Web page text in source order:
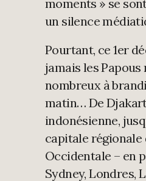
moments » se
un silence
Pourtant, ce 1er
jamais les Papous
nombreux à
matin… De
indonésienne,
capitale régionale
Occidentale – en
Sydney, Londres,